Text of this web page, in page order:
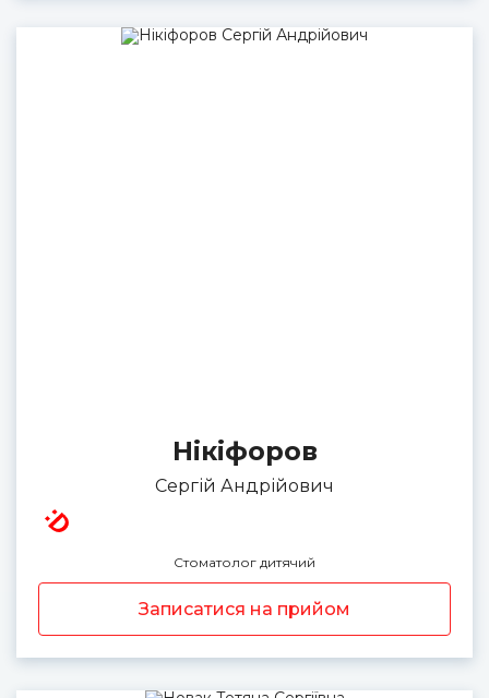
Нікіфоров
Сергій Андрійович
Стоматолог дитячий
Записатися на прийом